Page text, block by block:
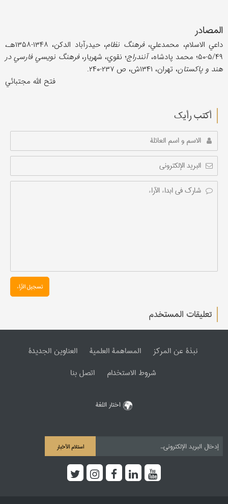
المصادر
داعي الاسلام، محمدعلي،فرهنگ نظام
، حیدرآباد الدکن، ۱۳۴۸-۱۳۵۸هـ،
۵/۴۹-۵۰؛ محمد پادشاه،
آنندراج؛ نقوي، شهریار،فرهنگ نویسي فارسي در
هند و پاکستان، تهران، ۱۳۴۱ش، ص ۲۳۷-۲۴۰.
فتح الله مجتبائي
أکتب رأیك
تسجیل الآراء
تعليقات المستخدم
نبذة عن المرکز المساهمة العلمیة
العناوین الجدیدة
شروط الاستخدام
اتصل بنا
اختار اللغة
استلام الأخبار